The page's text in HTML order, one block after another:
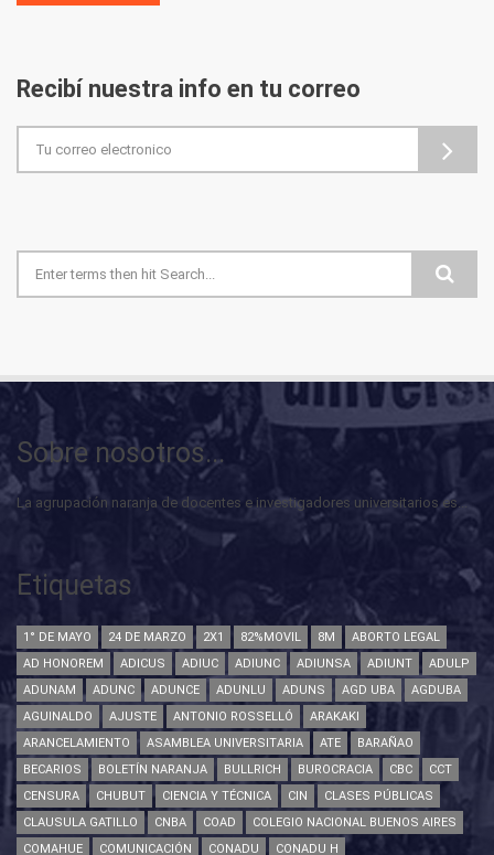
Recibí nuestra info en tu correo
Formulario de búsqueda
Sobre nosotros...
La agrupación naranja de docentes e investigadores universitarios es...
Etiquetas
1° DE MAYO 24 DE MARZO 2X1 82%MOVIL 8M
ABORTO LEGAL
AD HONOREM
ADICUS ADIUC ADIUNC ADIUNSA ADIUNT
ADULP
ADUNAM
ADUNC ADUNCE ADUNLU ADUNS AGD UBA
AGDUBA
AGUINALDO
AJUSTE ANTONIO ROSSELLÓ
ARAKAKI
ARANCELAMIENTO
ASAMBLEA UNIVERSITARIA ATE
BARAÑAO
BECARIOS
BOLETÍN NARANJA BULLRICH BUROCRACIA CBC
CCT
CENSURA
CHUBUT CIENCIA Y TÉCNICA CIN
CLASES PÚBLICAS
CLAUSULA GATILLO
CNBA COAD
COLEGIO NACIONAL BUENOS AIRES
COMAHUE
COMUNICACIÓN CONADU CONADU H